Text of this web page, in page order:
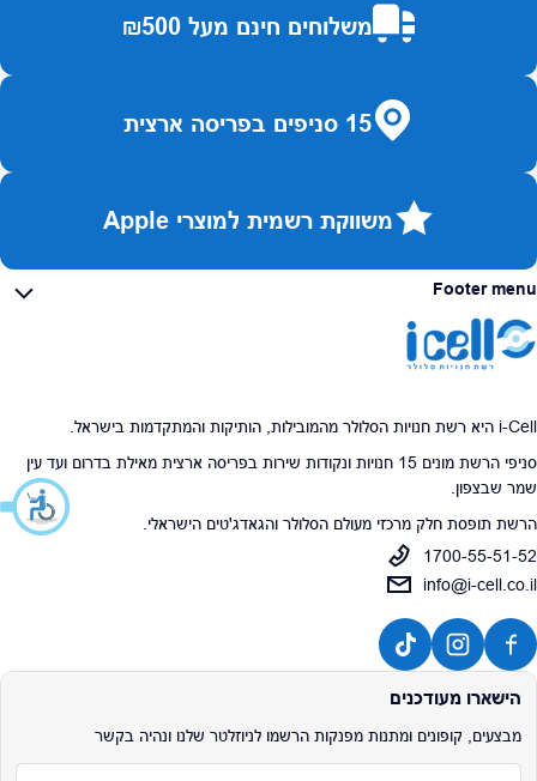
משלוחים חינם מעל ₪500
15 סניפים בפריסה ארצית
משווקת רשמית למוצרי Apple
Footer menu
i-Cell היא רשת חנויות הסלולר מהמובילות, הותיקות והמתקדמות בישראל.
סניפי הרשת מונים 15 חנויות ונקודות שירות בפריסה ארצית מאילת בדרום ועד עין
שמר שבצפון.
הרשת תופסת חלק מרכזי מעולם הסלולר והגאדג'טים הישראלי.
1700-55-51-52
info@i-cell.co.il
הישארו מעודכנים
מבצעים, קופונים ומתנות מפנקות הרשמו לניוזלטר שלנו ונהיה בקשר